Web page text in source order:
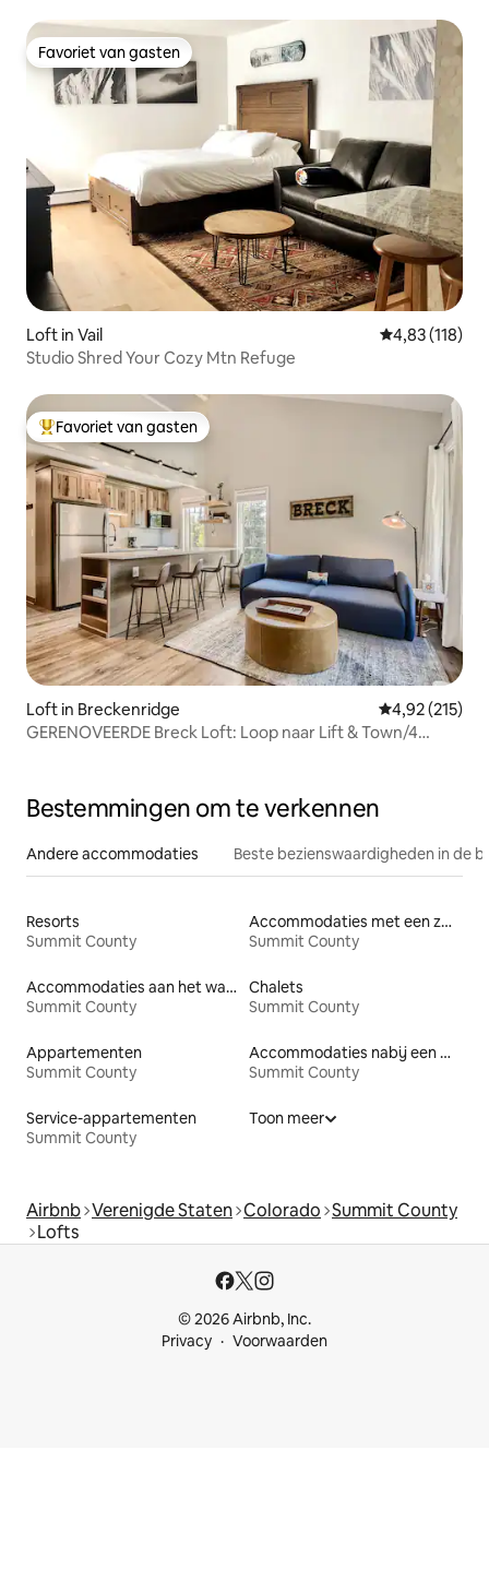
Favoriet van gasten
Favoriet van gasten
Loft in Vail Gemiddelde
4,83 (118)
Studio Shred Your Cozy Mtn Refuge
Topfavoriet van gasten
Favoriet van gasten
Loft in Breckenridge Gemiddelde
4,92 (215)
GERENOVEERDE Breck Loft: Loop naar Lift & Town/4
Bestemmingen om te verkennen
Andere accommodaties Beste bezienswaardigheden in de
Resorts
Summit County
Accommodaties met een zwembad
Summit County
Accommodaties aan het water
Summit County
Chalets
Summit County
Appartementen
Summit County
Accommodaties nabij een meer
Summit County
Service-appartementen
Summit County
Toon meer
Airbnb Verenigde Staten Colorado Summit County
Lofts
© 2026 Airbnb, Inc.
Privacy
Voorwaarden